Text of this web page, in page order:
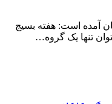
آمده است: هفته بسیج
تنها یک گروه…